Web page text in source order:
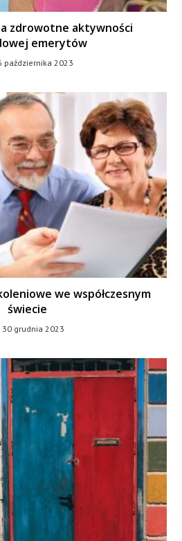
zdrowotne aktywności
emerytów
października 2023
we współczesnym
świecie
30 grudnia 2023